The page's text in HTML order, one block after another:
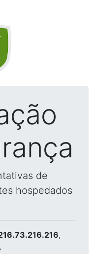
de
hospedados
,